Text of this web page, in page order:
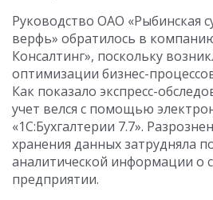
Руководство ОАО «Рыбинская
верфь» обратилось в
Консалтинг», поскольку
оптимизации бизнес-
Как показало экспресс-
учет велся с помощью
«1С:Бухгалтерии 7.7».
хранения данных затрудняла
аналитической информации о
предприятии.